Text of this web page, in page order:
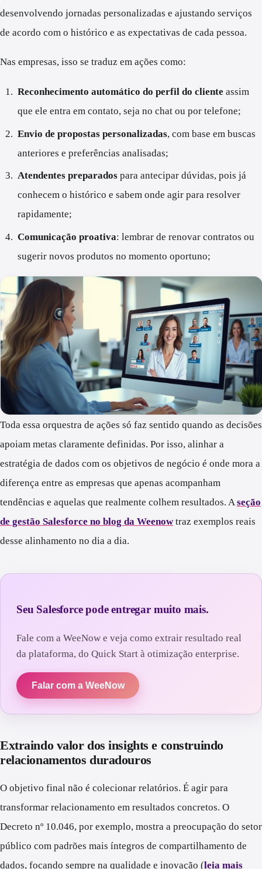
desenvolvendo jornadas personalizadas e ajustando serviços
de acordo com o histórico e as expectativas de cada pessoa.
Nas empresas, isso se traduz em ações como:
Reconhecimento automático do perfil do cliente assim
que ele entra em contato, seja no chat ou por telefone;
Envio de propostas personalizadas, com base em buscas
anteriores e preferências analisadas;
Atendentes preparadospara antecipar dúvidas, pois já
conhecem o histórico e sabem onde agir para resolver
rapidamente;
Comunicação proativa: lembrar de renovar contratos ou
sugerir novos produtos no momento oportuno;
Toda essa orquestra de ações só faz sentido quando as decisões
apoiam metas claramente definidas. Por isso, alinhar a
estratégia de dados com os objetivos de negócio é onde mora a
diferença entre as empresas que apenas acompanham
tendências e aquelas que realmente colhem resultados. Aseção
de gestão Salesforce no blog da Weenowtraz exemplos reais
desse alinhamento no dia a dia.
Seu Salesforce pode entregar muito mais.
Fale com a WeeNow e veja como extrair resultado real
da plataforma, do Quick Start à otimização enterprise.
Falar com a WeeNow
Extraindo valor dos insights e construindo
relacionamentos duradouros
O objetivo final não é colecionar relatórios. É agir para
transformar relacionamento em resultados concretos. O
Decreto nº 10.046, por exemplo, mostra a preocupação do setor
público com padrões mais íntegros de compartilhamento de
dados, focando sempre na qualidade e inovação (leia mais